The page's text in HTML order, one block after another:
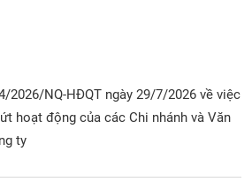
2026/NQ-HĐQT ngày 29/7/2026 về việc
hoạt động của các Chi nhánh và Văn
ty